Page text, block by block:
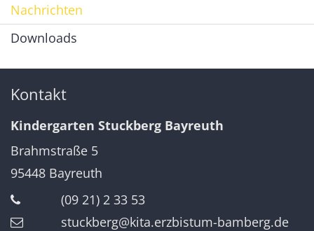
Nachrichten
Downloads
Kontakt
Kindergarten Stuckberg Bayreuth
Brahmstraße 5
95448 Bayreuth
(09 21) 2 33 53
stuckberg@kita.erzbistum-bamberg.de